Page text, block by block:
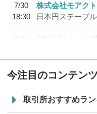
7/30
18:30
株式会社モアクト
日本円ステーブ
7/29
SBI VCトレード
今注目のコンテンツ
取引所おすすめラ